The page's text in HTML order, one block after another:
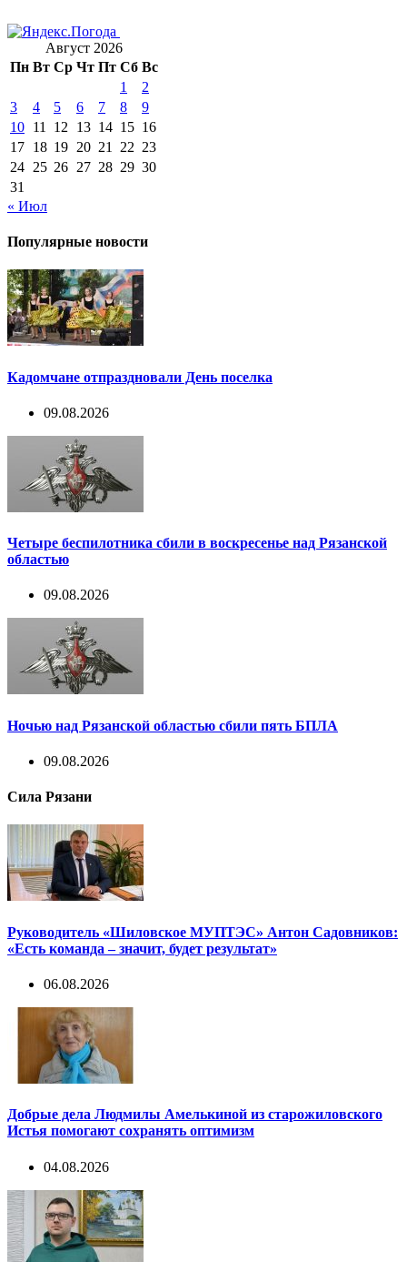
Август 2026
Пн Вт Ср Чт Пт Сб Вс
1
2
3
4 5 6 7 8
9
10 11 12 13 14 15 16
17 18 19 20 21 22 23
24 25 26 27 28 29 30
31
« Июл
Популярные новости
Кадомчане отпраздновали День поселка
09.08.2026
Четыре беспилотника сбили в воскресенье над Рязанской
областью
09.08.2026
Ночью над Рязанской областью сбили пять БПЛА
09.08.2026
Сила Рязани
Руководитель «Шиловское МУПТЭС» Антон Садовников:
«Есть команда – значит, будет результат»
06.08.2026
Добрые дела Людмилы Амелькиной из старожиловского
Истья помогают сохранять оптимизм
04.08.2026